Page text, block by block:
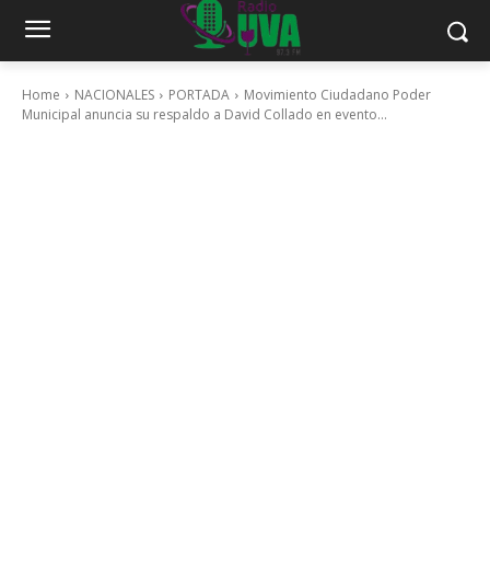
Home NACIONALES PORTADA
Movimiento Ciudadano Poder
Municipal anuncia su respaldo a David Collado en evento...